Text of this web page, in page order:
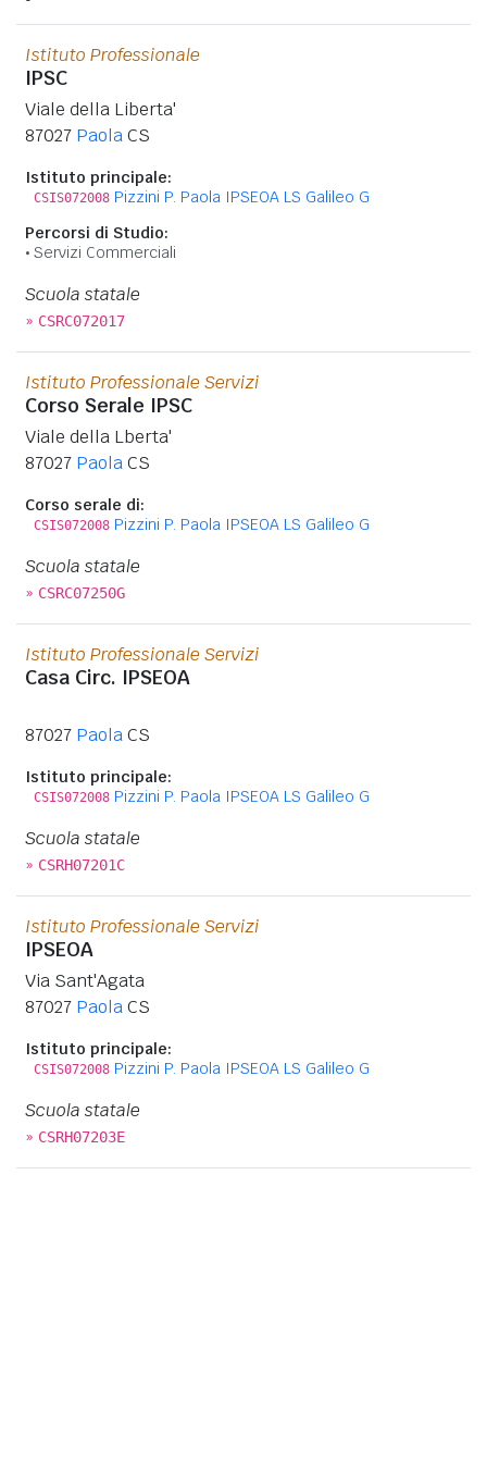
Istituto Professionale
IPSC
Viale della Liberta'
87027 PaolaCS
Istituto principale:
CSIS072008 Pizzini P. Paola IPSEOA LS Galileo G
Percorsi di Studio:
Servizi Commerciali
Scuola statale
» CSRC072017
Istituto Professionale Servizi
Corso Serale IPSC
Viale della Lberta'
87027 PaolaCS
Corso serale di:
CSIS072008 Pizzini P. Paola IPSEOA LS Galileo G
Scuola statale
» CSRC07250G
Istituto Professionale Servizi
Casa Circ. IPSEOA
87027 PaolaCS
Istituto principale:
CSIS072008 Pizzini P. Paola IPSEOA LS Galileo G
Scuola statale
» CSRH07201C
Istituto Professionale Servizi
IPSEOA
Via Sant'Agata
87027 PaolaCS
Istituto principale:
CSIS072008 Pizzini P. Paola IPSEOA LS Galileo G
Scuola statale
» CSRH07203E